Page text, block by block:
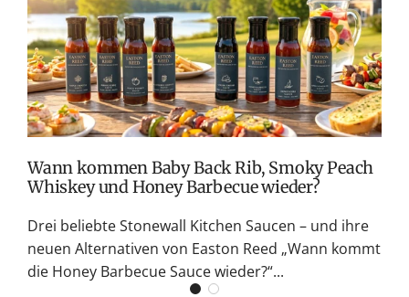
Wann kommen Baby Back Rib, Smoky Peach
Whiskey und Honey Barbecue wieder?
Drei beliebte Stonewall Kitchen Saucen – und ihre
neuen Alternativen von Easton Reed „Wann kommt
die Honey Barbecue Sauce wieder?“...